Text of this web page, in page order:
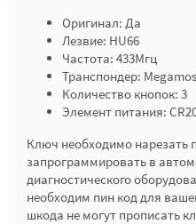
Оригинал: Да
Лезвие: HU66
Частота: 433Мгц
Транспондер:
Количество кнопок: 3
Элемент питания:
Ключ необходимо нарезать
запрограммировать в
диагностического
необходим пин код для
шкода не могут прописать